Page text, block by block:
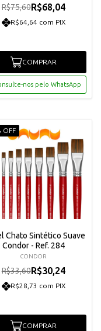
R$75,60R$68,04
R$64,64 com PIX
COMPRAR
nos pelo WhatsApp
OFF
Chato Sintético Suave
Condor - Ref. 284
CONDOR
R$33,60R$30,24
R$28,73 com PIX
COMPRAR